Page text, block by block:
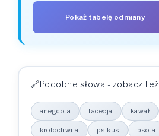
Pokaż tabelę odmiany
dowcipu
Celownik (komu? czemu?) dowcipowi
Narzędnik (z kim? z czym?) dowcipem
Miejscownik (o kim? o czym?) dowcipie
Podobne słowa - zobacz też
anegdota facecja kawał
krotochwila psikus psota